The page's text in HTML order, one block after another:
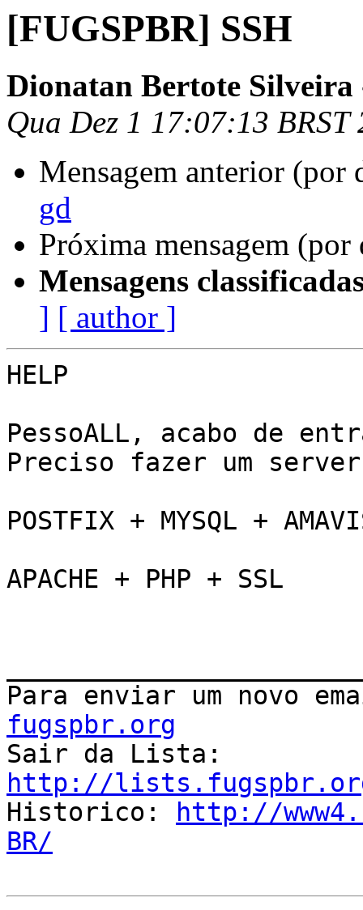
[FUGSPBR] SSH
Dionatan Bertote Silveira
Qua Dez 1 17:07:13 BRST
Mensagem anterior (por
gd
Próxima mensagem
Mensagens
] [ author ]
HELP
PessoALL, acabo de
Preciso fazer um
POSTFIX + MYSQL +
APACHE + PHP + SSL
Para enviar um novo
fugspbr.org
http://
Historico:
http://
BR/